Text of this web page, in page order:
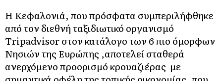
Η Κεφαλονιά, που πρόσφατα συμπεριλήφθηκε
από τον διεθνή ταξιδιωτικό οργανισμό
Tripadvisor στον κατάλογο των 6 πιο όμορφων
Νησιών της Ευρώπης ,αποτελεί σταθερά
ανερχόμενο προορισμό κρουαζιέρας με